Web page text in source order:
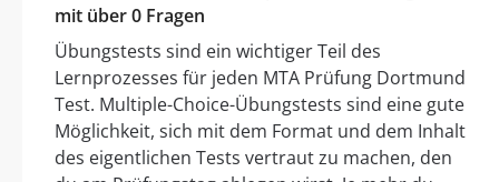
mit über 0 Fragen
Übungstests sind ein wichtiger Teil des
Lernprozesses für jeden MTA Prüfung Dortmund
Test. Multiple-Choice-Übungstests sind eine gute
Möglichkeit, sich mit dem Format und dem Inhalt
des eigentlichen Tests vertraut zu machen, den